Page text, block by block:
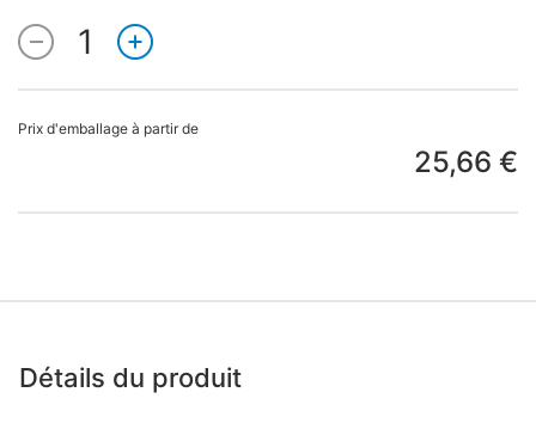
Quantité
1
Prix d'emballage à partir de
25,66 €
Détails du produit